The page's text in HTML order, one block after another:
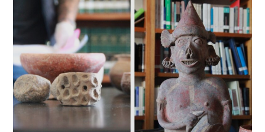
fósiles
de
perezoso
gigante
y
caballos
prehistóricos
en
cenote
de
Yucatán